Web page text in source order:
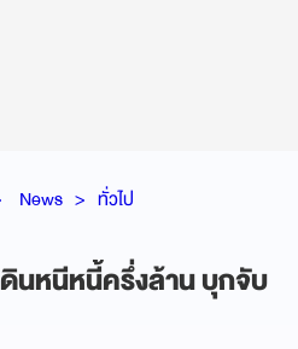
News ทั่วไป
ดินหนีหนี้ครึ่งล้าน บุกจับ